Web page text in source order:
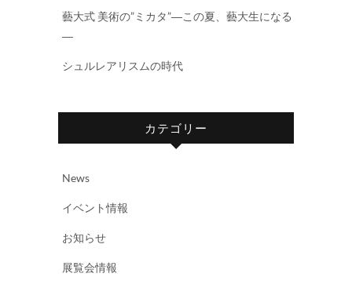
藝大式 美術の”ミカタ”―この夏、藝大生になる
―
シュルレアリスムの時代
カテゴリー
News
イベント情報
お知らせ
展覧会情報